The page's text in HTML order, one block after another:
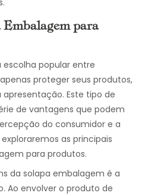
Embalagem para
popular entre
proteger seus produtos,
Este tipo de
de vantagens que podem
do consumidor e a
as principais
para produtos.
da solapa embalagem é a
Ao envolver o produto de